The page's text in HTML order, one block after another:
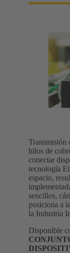
Transmisión
hilos de
conectar
tecnología
espacio,
sencillos,
posiciona a
la Industria
Disponible